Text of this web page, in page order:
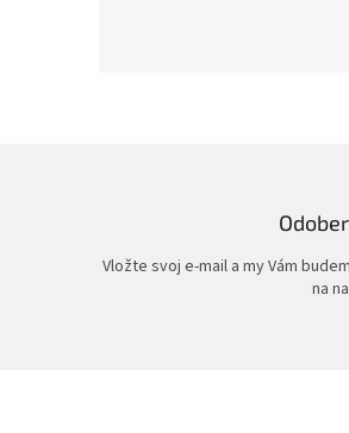
Vložte svoj e-mail a my Vám
na